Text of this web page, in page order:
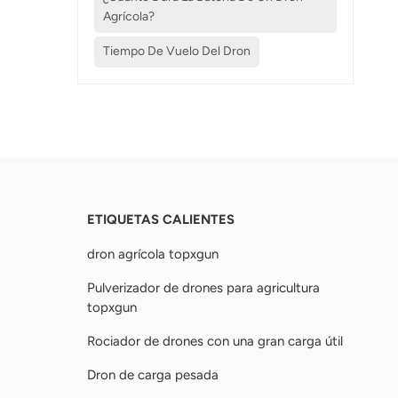
Agrícola?
Tiempo De Vuelo Del Dron
ETIQUETAS CALIENTES
dron agrícola topxgun
Pulverizador de drones para agricultura
topxgun
Rociador de drones con una gran carga útil
Dron de carga pesada